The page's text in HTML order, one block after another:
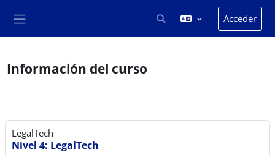
Selector de búsqueda de
Acceder
Información del curso
LegalTech
Nivel 4: LegalTech